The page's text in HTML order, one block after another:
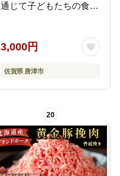
通じて子どもたちの食事
飢餓 居場所 子供食堂 つ
3,000円
佐賀県 唐津市
20